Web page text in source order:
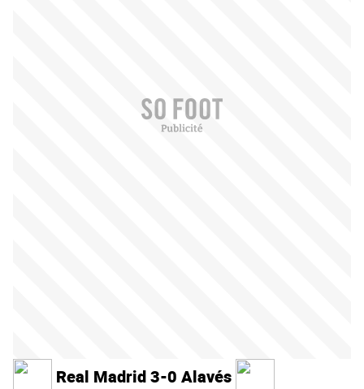
Real Madrid 3-0 Alavés